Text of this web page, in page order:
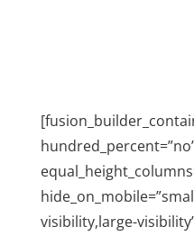
visibility,large-